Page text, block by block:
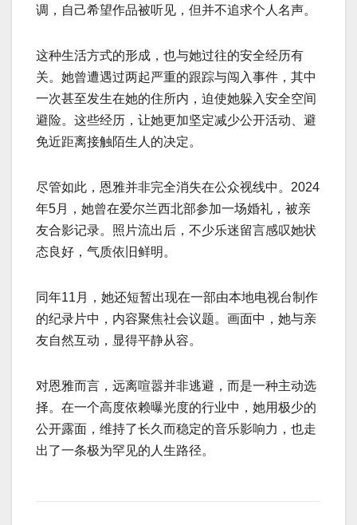
调，自己希望作品被听见，但并不追求个人名声。
这种生活方式的形成，也与她过往的安全经历有
关。她曾遭遇过两起严重的跟踪与闯入事件，其中
一次甚至发生在她的住所内，迫使她躲入安全空间
避险。这些经历，让她更加坚定减少公开活动、避
免近距离接触陌生人的决定。
尽管如此，恩雅并非完全消失在公众视线中。2024
年5月，她曾在爱尔兰西北部参加一场婚礼，被亲
友合影记录。照片流出后，不少乐迷留言感叹她状
态良好，气质依旧鲜明。
同年11月，她还短暂出现在一部由本地电视台制作
的纪录片中，内容聚焦社会议题。画面中，她与亲
友自然互动，显得平静从容。
对恩雅而言，远离喧嚣并非逃避，而是一种主动选
择。在一个高度依赖曝光度的行业中，她用极少的
公开露面，维持了长久而稳定的音乐影响力，也走
出了一条极为罕见的人生路径。